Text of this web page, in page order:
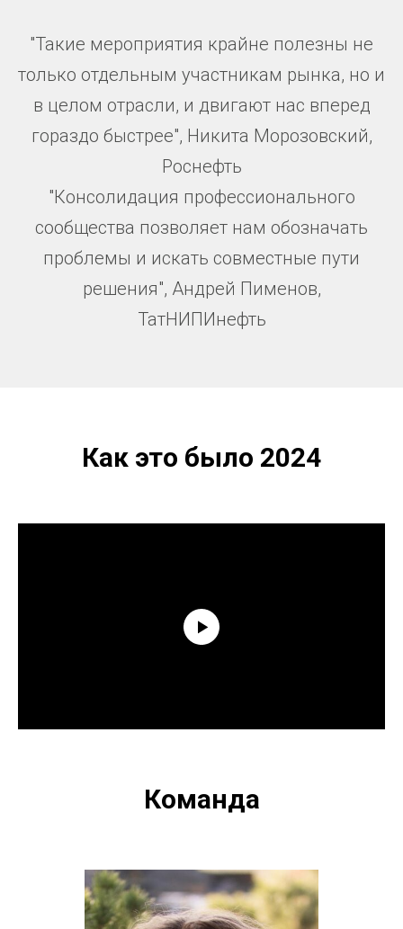
"Такие мероприятия крайне полезны не
только отдельным участникам рынка, но и
в целом отрасли, и двигают нас вперед
гораздо быстрее", Никита Морозовский,
Роснефть
"Консолидация профессионального
сообщества позволяет нам обозначать
проблемы и искать совместные пути
решения", Андрей Пименов,
ТатНИПИнефть
Как это было 2024
Команда